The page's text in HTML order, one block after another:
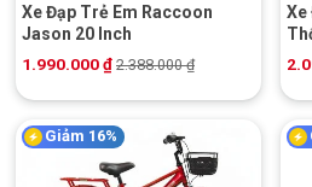
Xe Đạp Trẻ Em Raccoon
Jason 20 Inch
1.990.000₫ 2.388.000₫
Xe
Giảm 16%